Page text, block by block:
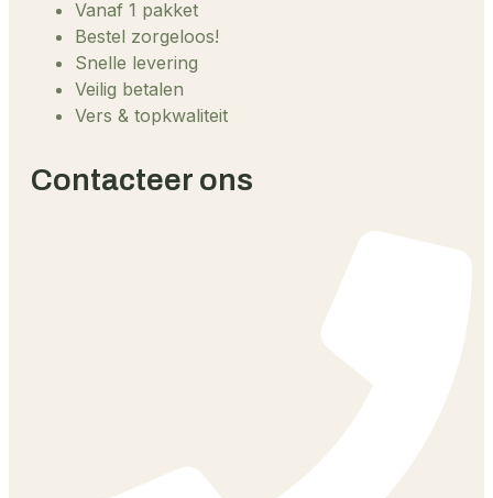
Vanaf 1 pakket
Bestel zorgeloos!
Snelle levering
Veilig betalen
Vers & topkwaliteit
Contacteer ons